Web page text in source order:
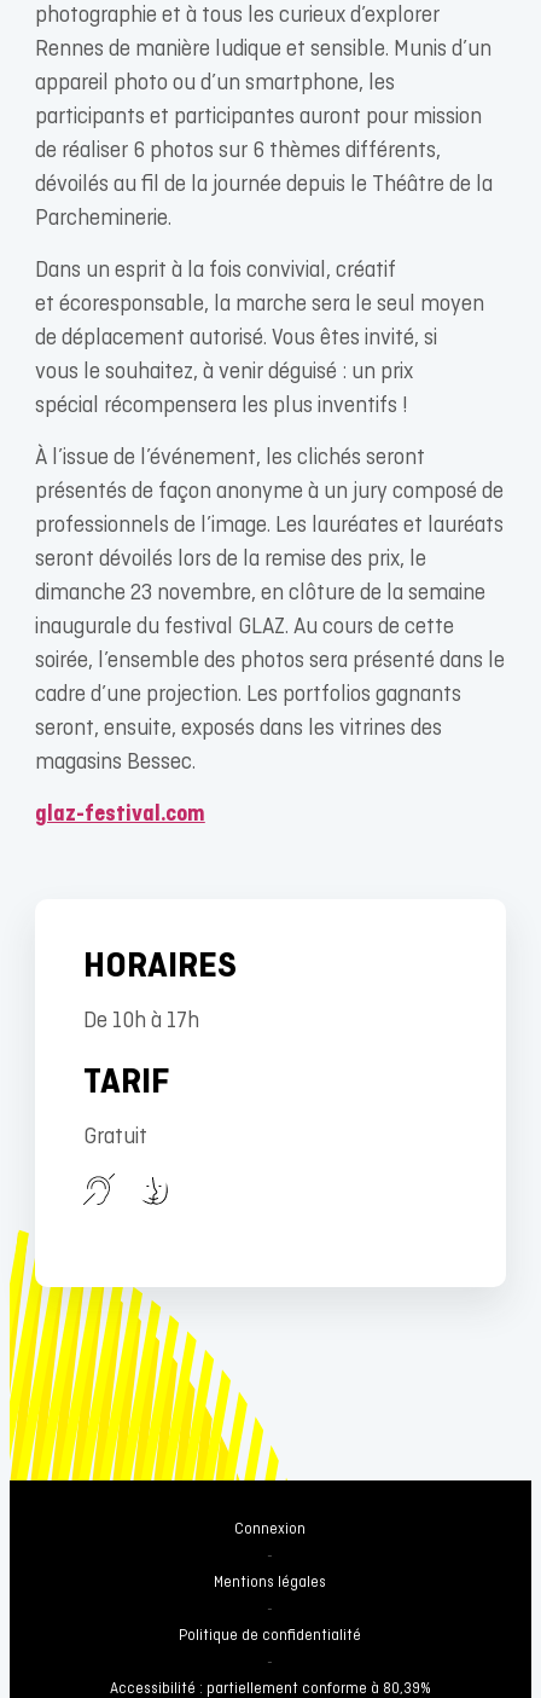
photographie et à tous les curieux d’explorer
Rennes de manière ludique et sensible. Munis d’un
appareil photo ou d’un smartphone, les
participants et participantes auront pour mission
de réaliser 6 photos sur 6 thèmes différents,
dévoilés au fil de la journée depuis le Théâtre de la
Parcheminerie.
Dans un esprit à la fois convivial, créatif
et écoresponsable, la marche sera le seul moyen
de déplacement autorisé. Vous êtes invité, si
vous le souhaitez, à venir déguisé : un prix
spécial récompensera les plus inventifs !
À l’issue de l’événement, les clichés seront
présentés de façon anonyme à un jury composé de
professionnels de l’image. Les lauréates et lauréats
seront dévoilés lors de la remise des prix, le
dimanche 23 novembre, en clôture de la semaine
inaugurale du festival GLAZ. Au cours de cette
soirée, l’ensemble des photos sera présenté dans le
cadre d’une projection. Les portfolios gagnants
seront, ensuite, exposés dans les vitrines des
magasins Bessec.
glaz-festival.com
HORAIRES
De 10h à 17h
TARIF
Gratuit
Connexion
-
Mentions légales
-
Politique de confidentialité
-
Accessibilité : partiellement conforme à 80,39%